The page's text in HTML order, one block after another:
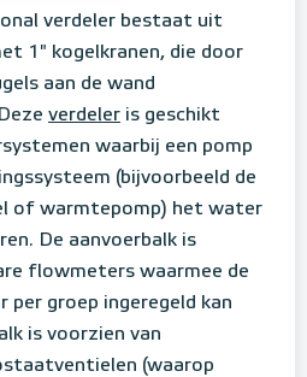
verdeler bestaat uit
1" kogelkranen, die door
aan de wand
Deze verdeler is geschikt
waarbij een pomp
(bijvoorbeeld de
of warmtepomp) het water
De aanvoerbalk is
flowmeters waarmee de
groep ingeregeld kan
is voorzien van
(waarop